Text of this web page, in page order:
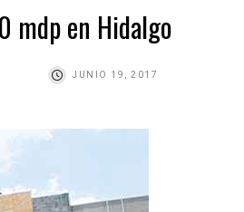
mdp en Hidalgo
JUNIO 19, 2017